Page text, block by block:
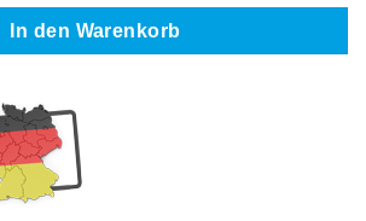
In den Warenkorb